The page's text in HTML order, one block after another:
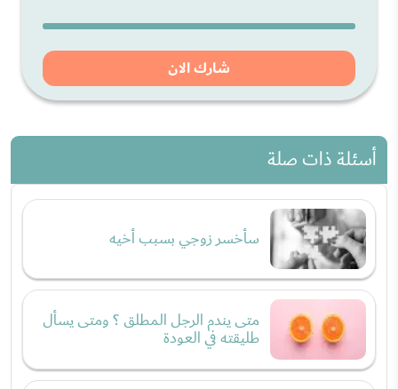
شارك الان
أسئلة ذات صلة
سأخسر زوجي بسبب أخيه
متى يندم الرجل المطلق ؟ ومتى يسأل
طليقته في العودة